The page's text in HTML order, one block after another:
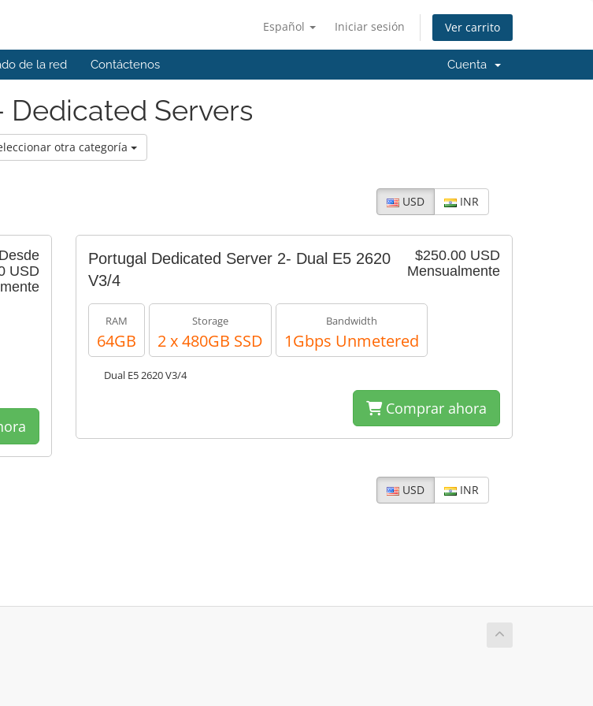
Español Iniciar sesión Ver carrito
de la red Contáctenos Cuenta
Dedicated Servers
otra categoría
USD INR
Desde
USD
$250.00 USD
Mensualmente
Portugal Dedicated Server 2- Dual E5 2620
V3/4
RAM
64GB
Storage
2 x 480GB SSD
Bandwidth
1Gbps Unmetered
Dual E5 2620 V3/4
Comprar ahora
USD INR